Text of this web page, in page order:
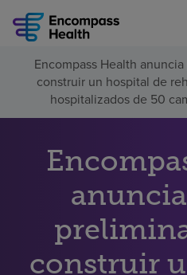
Encuentre una
Por qué debe elegirnos
Servicios de rehabilitación
Pacientes y cuidadores
Encompass Health
construir un hospital de
hospitalizados de 50
construir